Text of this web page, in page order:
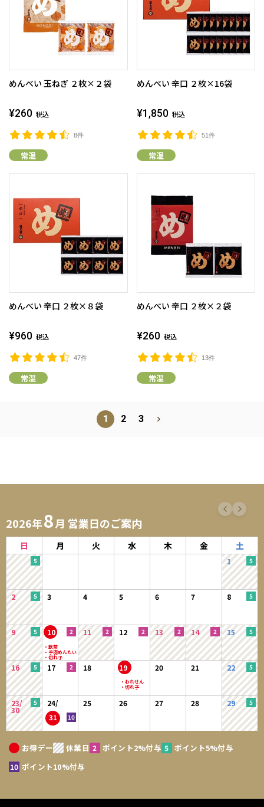
めんべい 玉ねぎ ２枚×２袋
8件
¥260 税込
常温
めんべい 辛口 ２枚×16袋
51件
¥1,850 税込
常温
めんべい 辛口 ２枚×８袋
47件
¥960 税込
常温
めんべい 辛口 ２枚×２袋
13件
¥260 税込
常温
1 2 3
2026年8月 営業日のご案内
日 月 火 水 木 金 土
1
2 3 4 5 6 7 8
9 10 11 12 13 14 15
16 17 18 19 20 21 22
23/
30
24/
31
25 26 27 28 29
お得デー 休業日 ポイント2%付与
ポイント5%付与
ポイント10%付与